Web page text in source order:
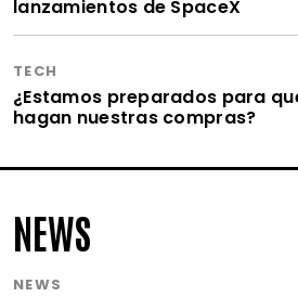
lanzamientos de SpaceX
TECH
¿Estamos preparados para
hagan nuestras compras?
NEWS
NEWS